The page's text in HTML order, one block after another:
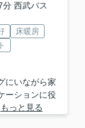
分 西武バス
床暖房
にいながら家
ーションに役
もっと見る